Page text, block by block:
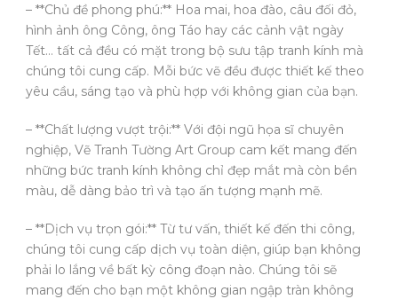
– **Chủ đề phong phú:** Hoa mai, hoa đào, câu đối đỏ,
hình ảnh ông Công, ông Táo hay các cảnh vật ngày
Tết… tất cả đều có mặt trong bộ sưu tập tranh kính mà
chúng tôi cung cấp. Mỗi bức vẽ đều được thiết kế theo
yêu cầu, sáng tạo và phù hợp với không gian của bạn.
– **Chất lượng vượt trội:** Với đội ngũ họa sĩ chuyên
nghiệp, Vẽ Tranh Tường Art Group cam kết mang đến
những bức tranh kính không chỉ đẹp mắt mà còn bền
màu, dễ dàng bảo trì và tạo ấn tượng mạnh mẽ.
– **Dịch vụ trọn gói:** Từ tư vấn, thiết kế đến thi công,
chúng tôi cung cấp dịch vụ toàn diện, giúp bạn không
phải lo lắng về bất kỳ công đoạn nào. Chúng tôi sẽ
mang đến cho bạn một không gian ngập tràn không